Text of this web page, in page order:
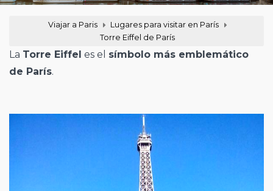
Viajar a Paris
Lugares para visitar en París
Torre Eiffel de París
La Torre Eiffel es el símbolo más emblemático
de París.